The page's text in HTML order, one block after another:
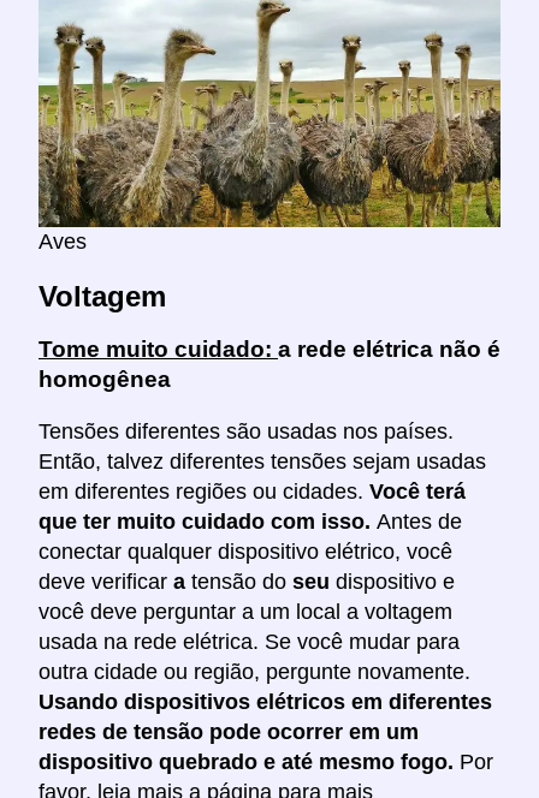
Aves
Voltagem
Tome muito cuidado: a rede elétrica não é
homogênea
Tensões diferentes são usadas nos países.
Então, talvez diferentes tensões sejam usadas
em diferentes regiões ou cidades. Você terá
que ter muito cuidado com isso. Antes de
conectar qualquer dispositivo elétrico, você
deve verificar a tensão do seu dispositivo e
você deve perguntar a um local a voltagem
usada na rede elétrica. Se você mudar para
outra cidade ou região, pergunte novamente.
Usando dispositivos elétricos em diferentes
redes de tensão pode ocorrer em um
dispositivo quebrado e até mesmo fogo. Por
favor, leia mais a página para mais